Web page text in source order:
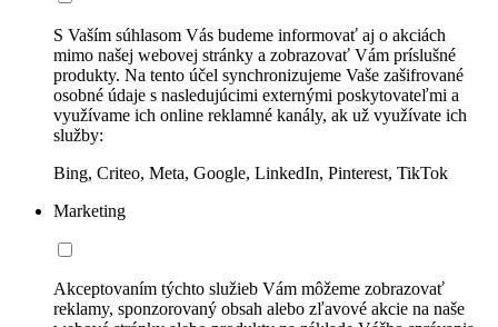
S Vaším súhlasom Vás budeme informovať aj o akciách
mimo našej webovej stránky a zobrazovať Vám príslušné
produkty. Na tento účel synchronizujeme Vaše zašifrované
osobné údaje s nasledujúcimi externými poskytovateľmi a
využívame ich online reklamné kanály, ak už využívate ich
služby:
Bing, Criteo, Meta, Google, LinkedIn, Pinterest, TikTok
Marketing
Akceptovaním týchto služieb Vám môžeme zobrazovať
reklamy, sponzorovaný obsah alebo zľavové akcie na naše